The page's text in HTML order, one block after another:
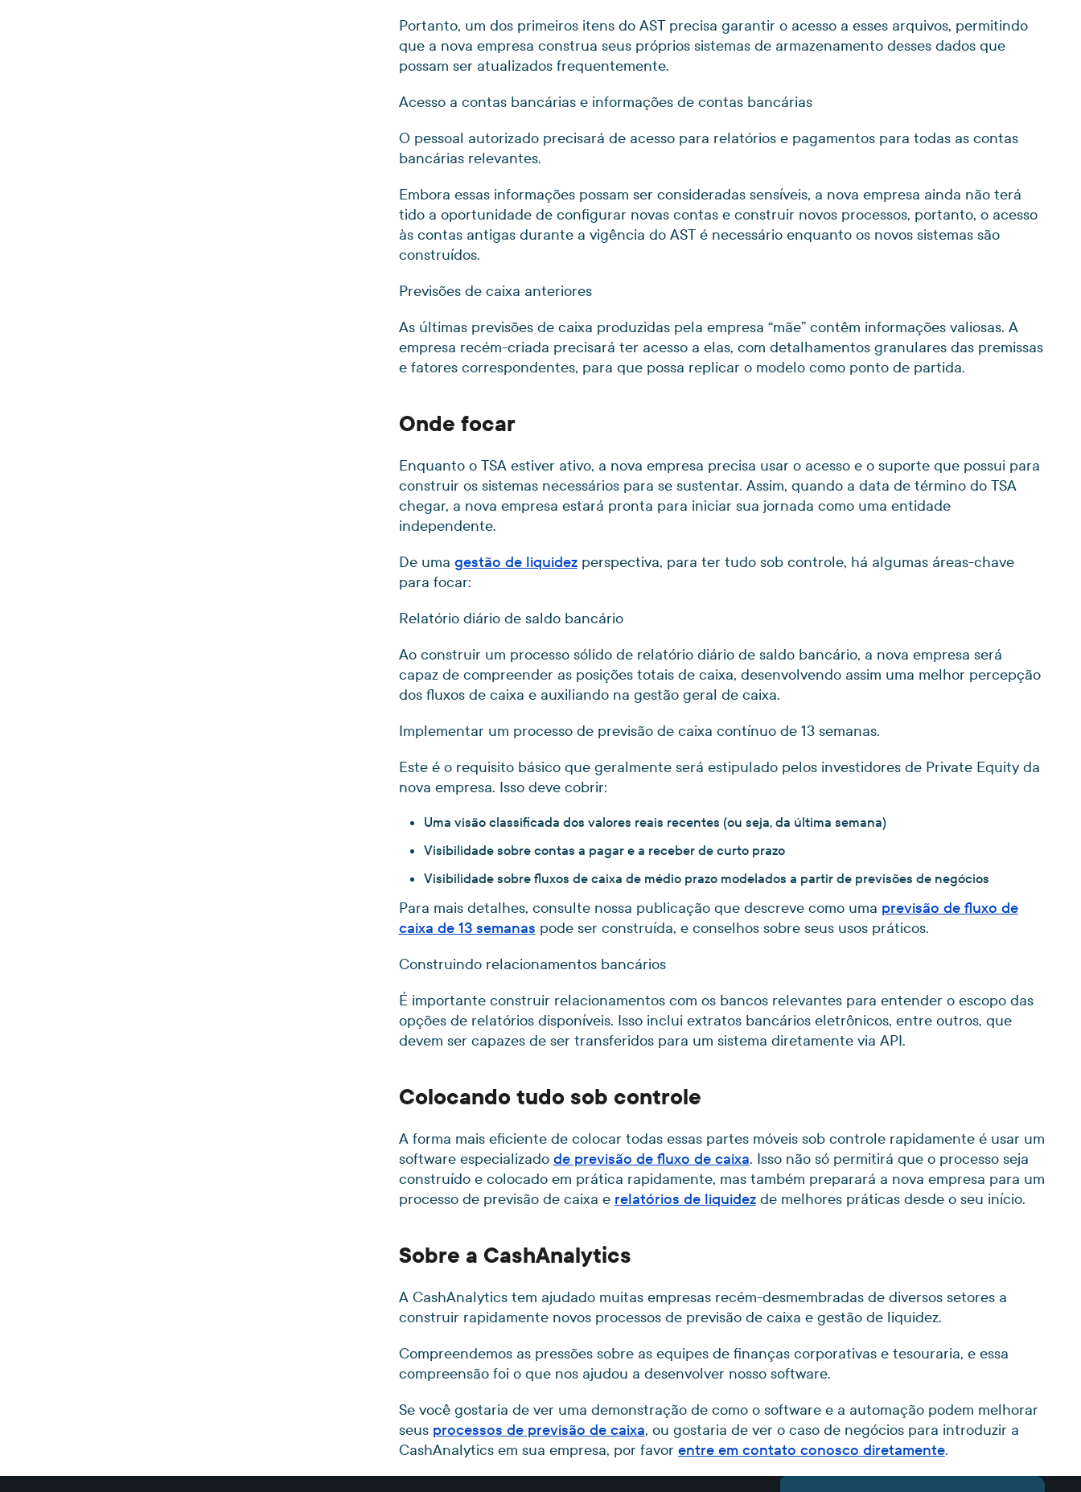
Portanto, um dos primeiros itens do AST precisa garantir o acesso a esses arquivos, permitindo
que a nova empresa construa seus próprios sistemas de armazenamento desses dados que
possam ser atualizados frequentemente.
Acesso a contas bancárias e informações de contas bancárias
O pessoal autorizado precisará de acesso para relatórios e pagamentos para todas as contas
bancárias relevantes.
Embora essas informações possam ser consideradas sensíveis, a nova empresa ainda não terá
tido a oportunidade de configurar novas contas e construir novos processos, portanto, o acesso
às contas antigas durante a vigência do AST é necessário enquanto os novos sistemas são
construídos.
Previsões de caixa anteriores
As últimas previsões de caixa produzidas pela empresa “mãe” contêm informações valiosas. A
empresa recém-criada precisará ter acesso a elas, com detalhamentos granulares das premissas
e fatores correspondentes, para que possa replicar o modelo como ponto de partida.
Onde focar
Enquanto o TSA estiver ativo, a nova empresa precisa usar o acesso e o suporte que possui para
construir os sistemas necessários para se sustentar. Assim, quando a data de término do TSA
chegar, a nova empresa estará pronta para iniciar sua jornada como uma entidade
independente.
De uma gestão de liquidezperspectiva, para ter tudo sob controle, há algumas áreas-chave
para focar:
Relatório diário de saldo bancário
Ao construir um processo sólido de relatório diário de saldo bancário, a nova empresa será
capaz de compreender as posições totais de caixa, desenvolvendo assim uma melhor percepção
dos fluxos de caixa e auxiliando na gestão geral de caixa.
Implementar um processo de previsão de caixa contínuo de 13 semanas.
Este é o requisito básico que geralmente será estipulado pelos investidores de Private Equity da
nova empresa. Isso deve cobrir:
Uma visão classificada dos valores reais recentes (ou seja, da última semana)
Visibilidade sobre contas a pagar e a receber de curto prazo
Visibilidade sobre fluxos de caixa de médio prazo modelados a partir de previsões de negócios
Para mais detalhes, consulte nossa publicação que descreve como uma previsão de fluxo de
caixa de 13 semanas pode ser construída, e conselhos sobre seus usos práticos.
Construindo relacionamentos bancários
É importante construir relacionamentos com os bancos relevantes para entender o escopo das
opções de relatórios disponíveis. Isso inclui extratos bancários eletrônicos, entre outros, que
devem ser capazes de ser transferidos para um sistema diretamente via API.
Colocando tudo sob controle
A forma mais eficiente de colocar todas essas partes móveis sob controle rapidamente é usar um
software especializado de previsão de fluxo de caixa. Isso não só permitirá que o processo seja
construído e colocado em prática rapidamente, mas também preparará a nova empresa para um
processo de previsão de caixa e relatórios de liquidezde melhores práticas desde o seu início.
Sobre a CashAnalytics
A CashAnalytics tem ajudado muitas empresas recém-desmembradas de diversos setores a
construir rapidamente novos processos de previsão de caixa e gestão de liquidez.
Compreendemos as pressões sobre as equipes de finanças corporativas e tesouraria, e essa
compreensão foi o que nos ajudou a desenvolver nosso software.
Se você gostaria de ver uma demonstração de como o software e a automação podem melhorar
seus processos de previsão de caixa, ou gostaria de ver o caso de negócios para introduzir a
CashAnalytics em sua empresa, por favor entre em contato conosco diretamente.